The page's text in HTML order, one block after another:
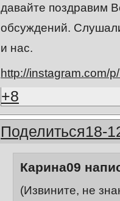
давайте поздравим
обсуждений.
и нас.
http://instagram.com/
+8
Поделиться18-
Карина09
(Извините, не